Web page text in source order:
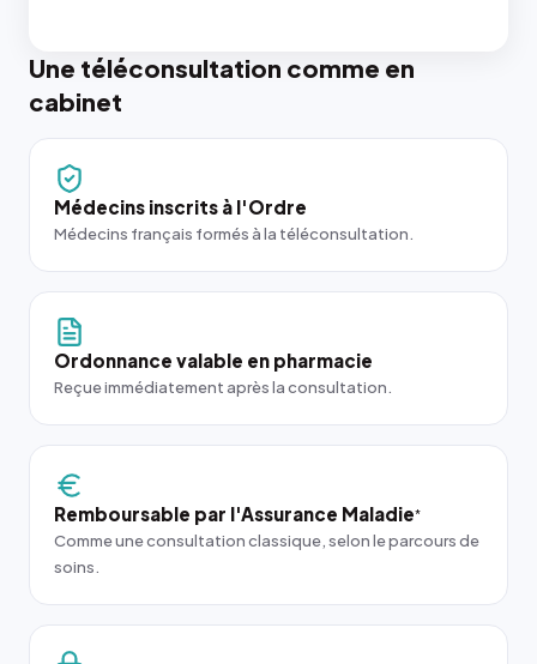
Une téléconsultation comme en
cabinet
Médecins inscrits à l'Ordre
Médecins français formés à la téléconsultation.
Ordonnance valable en pharmacie
Reçue immédiatement après la consultation.
Remboursable par l'Assurance Maladie*
Comme une consultation classique, selon le parcours de
soins.